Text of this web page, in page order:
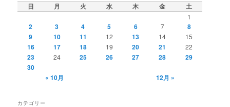
日 月 火 水 木 金 土
1
2 3 4 5 6 7
8
9
10 11 12 13 14 15
16 17 18 19 20 21 22
23 24 25 26 27 28
29
30
« 10月
12月 »
カテゴリー